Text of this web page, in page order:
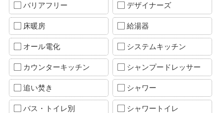
バリアフリー デザイナーズ
床暖房 給湯器
オール電化 システムキッチン
カウンターキッチン シャンプードレッサー
追い焚き シャワー
バス・トイレ別 シャワートイレ